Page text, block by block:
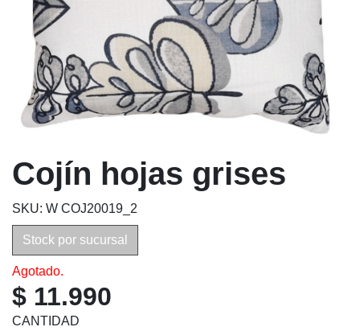
Cojín hojas grises
SKU: W COJ20019_2
Stock por sucursal
Agotado.
$ 11.990
CANTIDAD